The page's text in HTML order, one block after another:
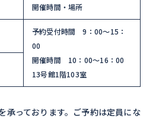
開催時間・場所
予約受付時間 9：00～15：
00
開催時間 10：00～16：00
13号館1階103室
承っております。ご予約は定員にな